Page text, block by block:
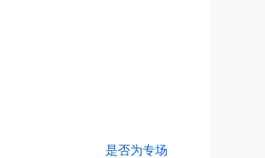
是否为专场